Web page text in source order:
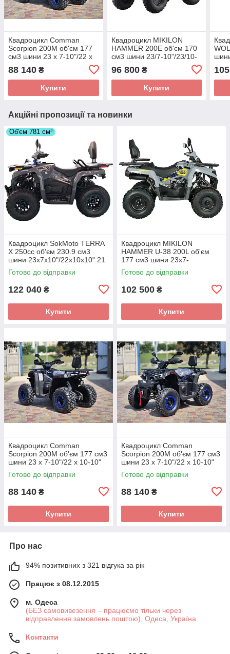
Квадроцикл Comman
Scorpion 200M об'єм 177
см3 шини 23 x 7-10"/22 x
88 140 ₴
Купити
Квадроцикл MIKILON
HAMMER 200E об'єм 170
см3 шини 23/7-10"/23/10-
96 800₴
Купити
Акційні пропозиції та новинки
Об'єм 781 см³
Квадроцикл SokMoto TERRA
X 250cc об'єм 230.9 см3
шини 23х7х10"/22х10х10" 21
к.с.
Готово до відправки
122 040 ₴
Купити
Квадроцикл MIKILON
HAMMER U-38 200L об'єм
177 см3 шини 23х7-
10"/23х10-10" 12,64 к.с.
Готово до відправки
102 500 ₴
Купити
Квадроцикл Comman
Scorpion 200M об'єм 177 см3
шини 23 x 7-10"/22 x 10-10"
13 к.с.
Готово до відправки
88 140 ₴
Купити
Квадроцикл Comman
Scorpion 200M об'єм 177 см3
шини 23 x 7-10"/22 x 10-10"
13 к.с.
Готово до відправки
88 140 ₴
Купити
Про нас
94% позитивних з 321 відгука за рік
Працює з 08.12.2015
м. Одеса
(БЕЗ самовивезення – працюємо тільки через
відправлення замовлень поштою), Одеса, Україна
Контакти